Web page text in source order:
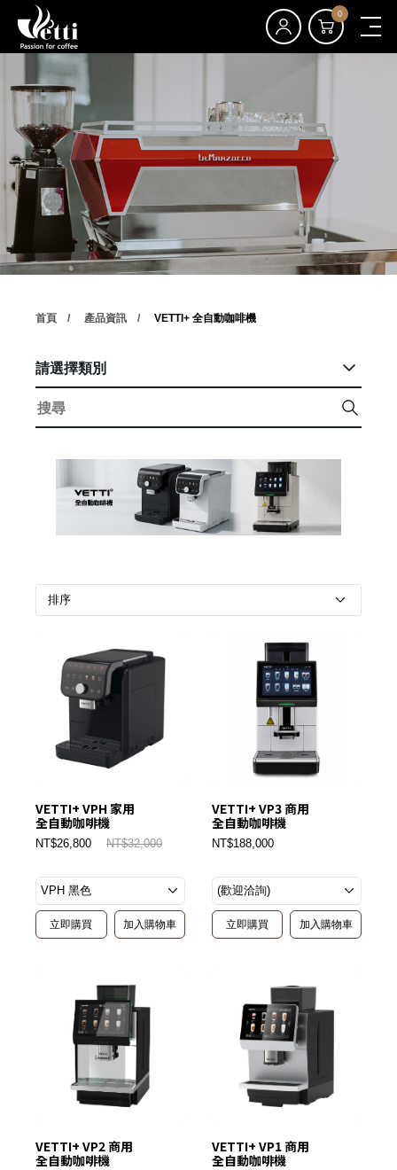
0
首頁 產品資訊 VETTI+ 全自動咖啡機
請選擇類別
VETTI+ VPH 家用
全自動咖啡機
NT$26,800 NT$32,000
立即購買 加入購物車
VETTI+ VP3 商用
全自動咖啡機
NT$188,000
立即購買 加入購物車
VETTI+ VP2 商用
全自動咖啡機
VETTI+ VP1 商用
全自動咖啡機